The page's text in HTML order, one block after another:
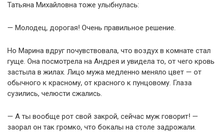
Татьяна Михайловна тоже улыбнулась:
— Молодец, дорогая! Очень правильное решение.
Но Марина вдруг почувствовала, что воздух в комнате стал
гуще. Она посмотрела на Андрея и увидела то, от чего кровь
застыла в жилах. Лицо мужа медленно меняло цвет — от
обычного к красному, от красного к пунцовому. Глаза
сузились, челюсти сжались.
— А ты вообще рот свой закрой, сейчас муж говорит! —
заорал он так громко, что бокалы на столе задрожали.